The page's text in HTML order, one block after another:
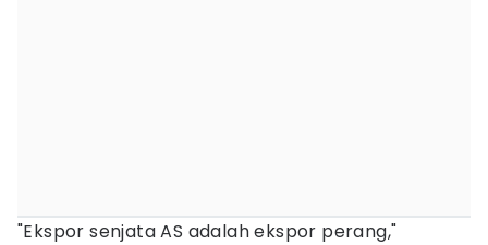
"Ekspor senjata AS adalah ekspor perang,"